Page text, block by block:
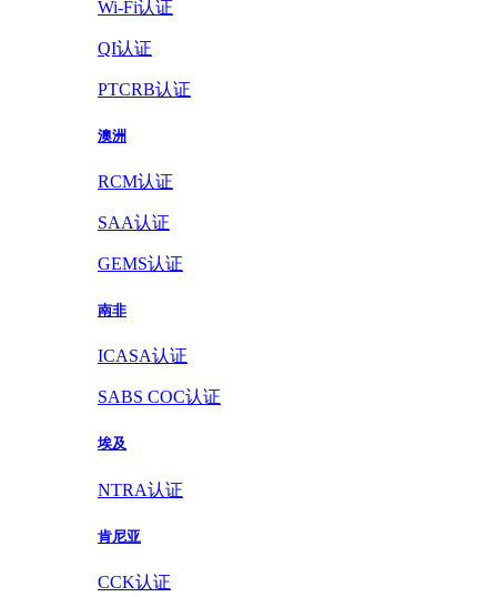
Wi-Fi认证
QI认证
PTCRB认证
澳洲
RCM认证
SAA认证
GEMS认证
南非
ICASA认证
SABS COC认证
埃及
NTRA认证
肯尼亚
CCK认证